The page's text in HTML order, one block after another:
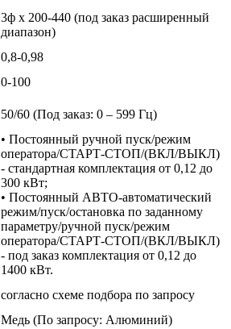
3ф х 200-440 (под заказ расширенный
диапазон)
0,8-0,98
0-100
50/60 (Под заказ: 0 – 599 Гц)
• Постоянный ручной пуск/режим
оператора/СТАРТ-СТОП/(ВКЛ/ВЫКЛ)
- стандартная комплектация от 0,12 до
300 кВт;
• Постоянный АВТО-автоматический
режим/пуск/остановка по заданному
параметру/ручной пуск/режим
оператора/СТАРТ-СТОП/(ВКЛ/ВЫКЛ)
- под заказ комплектация от 0,12 до
1400 кВт.
согласно схеме подбора по запросу
Медь (По запросу: Алюминий)